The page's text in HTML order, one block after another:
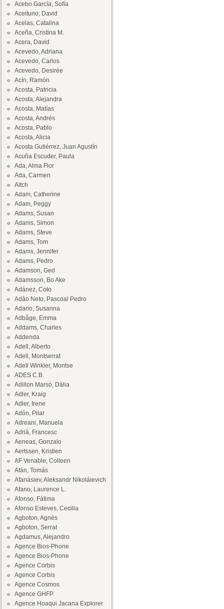
Acebo García, Sofía
Aceituno, David
Acelas, Catalina
Aceña, Cristina M.
Acera, David
Acevedo, Adriana
Acevedo, Carlos
Acevedo, Desirée
Acín, Ramón
Acosta, Patricia
Acosta, Alejandra
Acosta, Matías
Acosta, Andrés
Acosta, Pablo
Acosta, Alicia
Acosta Gutiérrez, Juan Agustín
Acuña Escuder, Paula
Ada, Alma Flor
Ada, Carmen
Aitch
Adam, Catherine
Adam, Peggy
Adams, Susan
Adams, Simon
Adams, Steve
Adams, Tom
Adams, Jennifer
Adams, Pedro
Adamson, Ged
Adamsson, Bo Ake
Adánez, Coto
Adâo Neto, Pascoal Pedro
Adario, Susanna
Adbåge, Emma
Addams, Charles
Addenda
Adell, Alberto
Adell, Montserrat
Adell Winkler, Montse
ADES C.B.
Adillon Marsó, Dàlia
Adler, Kraig
Adler, Irene
Adón, Pilar
Adreani, Manuela
Adrià, Francesc
Aeneas, Gonzalo
Aertssen, Kristien
AF Venable, Colleen
Afán, Tomás
Afanásiev, Aleksandr Nikoláievich
Afano, Laurence L.
Afonso, Fátima
Afonso Esteves, Cecilia
Agboton, Agnès
Agboton, Serrat
Agdamus, Alejandro
Agence Bios-Phone
Agence Bios-Phone
Agence Corbis
Agence Corbis
Agence Cosmos
Agence GHFP
Agence Hoaqui Jacana Explorer